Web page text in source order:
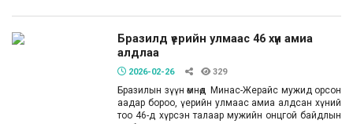
Бразилд үерийн улмаас 46 хүн амиа
алдлаа
2026-02-26 329
Бразилын зүүн өмнөд Минас-Жерайс мужид орсон
аадар бороо, үерийн улмаас амиа алдсан хүний
тоо 46-д хүрсэн талаар мужийн онцгой байдлын